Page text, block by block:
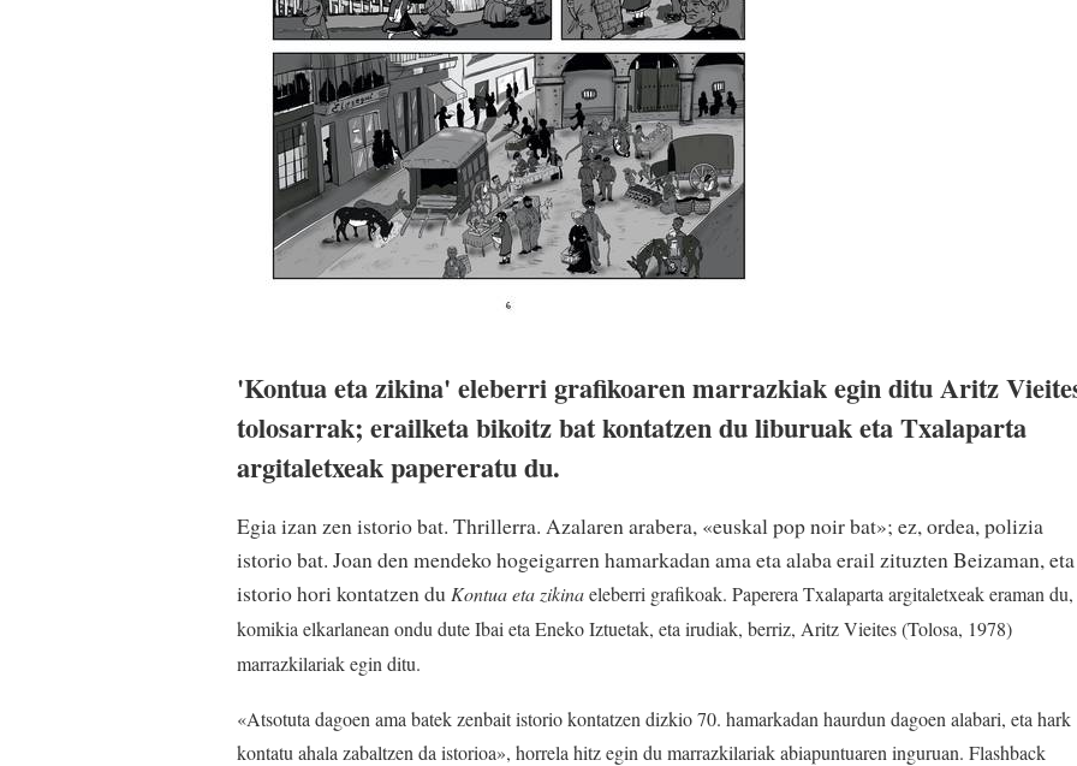
'Kontua eta zikina' eleberri grafikoaren marrazkiak egin ditu Aritz
tolosarrak; erailketa bikoitz bat kontatzen du liburuak eta Txalaparta
argitaletxeak papereratu du.
Egia izan zen istorio bat. Thrillerra. Azalaren arabera, «euskal pop noir bat»; ez, ordea, polizia
istorio bat. Joan den mendeko hogeigarren hamarkadan ama eta alaba erail zituzten Beizaman, eta
istorio hori kontatzen du Kontua eta zikinaeleberri grafikoak. Paperera Txalaparta argitaletxeak eraman du,
komikia elkarlanean ondu dute Ibai eta Eneko Iztuetak, eta irudiak, berriz, Aritz Vieites (Tolosa, 1978)
marrazkilariak egin ditu.
«Atsotuta dagoen ama batek zenbait istorio kontatzen dizkio 70. hamarkadan haurdun dagoen alabari, eta hark
kontatu ahala zabaltzen da istorioa», horrela hitz egin du marrazkilariak abiapuntuaren inguruan. Flashback